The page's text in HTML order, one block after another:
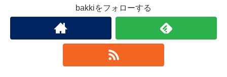
bakkiをフォローする